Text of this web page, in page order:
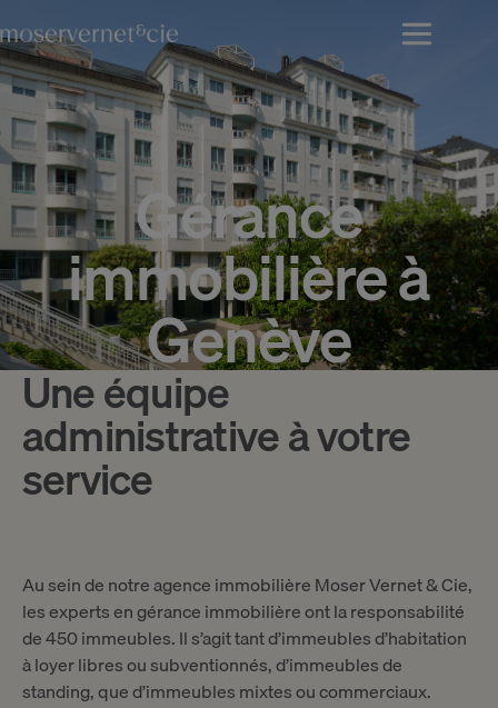
Gérance
immobilière à
Genève
Une équipe
administrative à votre
service
Au sein de notre agence immobilière Moser Vernet & Cie,
les experts en gérance immobilière ont la responsabilité
de 450 immeubles. Il s’agit tant d’immeubles d’habitation
à loyer libres ou subventionnés, d’immeubles de
standing, que d’immeubles mixtes ou commerciaux.